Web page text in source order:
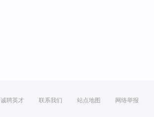
诚聘英才 联系我们 站点地图 网络举报